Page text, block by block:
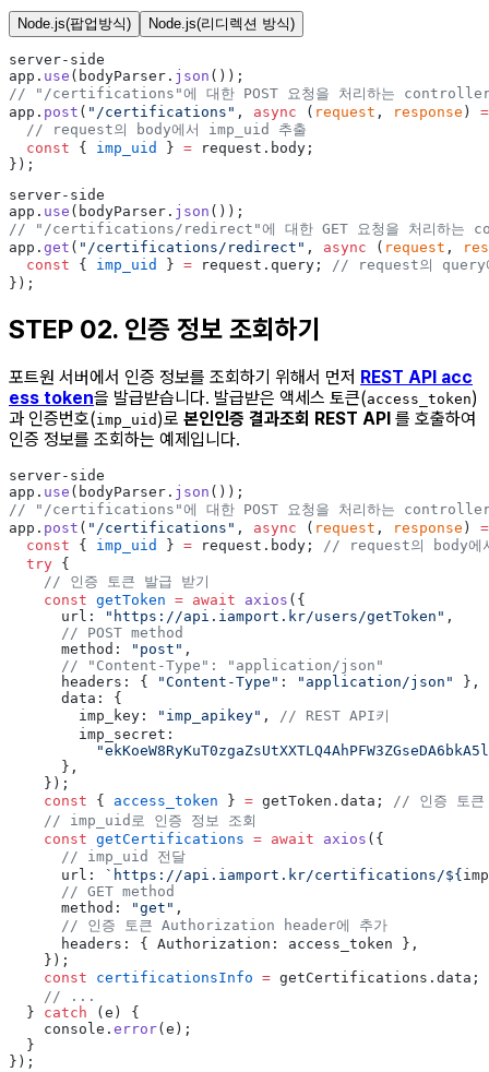
Node.js(팝업방식) Node.js(리디렉션 방식)
server-side
app. use (bodyParser. json ());
// "/certifications"에 대한 POST 요청을 처리하는
app. post ( "/certifications" , async ( request , response )
  // request의 body에서 imp_uid 추출
  const
{ imp_uid } = request.body;
});
server-side
app. use (bodyParser. json ());
// "/certifications/redirect"에 대한 GET 요청을 처리하는
app. get ( "/certifications/redirect" , async ( request ,
  const
{ imp_uid } = request.query; // request의 query
});
STEP 02. 인증 정보 조회하기
포트원 서버에서 인증 정보를 조회하기 위해서 먼저 REST API acc
ess token을 발급받습니다. 발급받은 액세스 토큰(access_token)
과 인증번호(imp_uid )로 본인인증 결과조회 REST API 를 호출하여
인증 정보를 조회하는 예제입니다.
server-side
app. use (bodyParser. json ());
// "/certifications"에 대한 POST 요청을 처리하는
app. post ( "/certifications" , async ( request , response )
  const
{ imp_uid } = request.body; // request의 body에
  try
{
    // 인증 토큰 발급 받기
    const
getToken = await axios ({
      url:
"https://api.iamport.kr/users/getToken" ,
      // POST method
      method:
"post" ,
      // "Content-Type": "application/json"
      headers: {
"Content-Type" : "application/json"
},
      data: {
        imp_key:
"imp_apikey" , // REST API키
        imp_secret:
      },
    });
    const
{ access_token } = getToken.data; // 인증 토큰
    // imp_uid로 인증 정보 조회
    const
getCertifications = await axios ({
      // imp_uid 전달
      url:
`https://api.iamport.kr/certifications/${
      // GET method
      method:
"get" ,
      // 인증 토큰 Authorization header에 추가
      headers: { Authorization: access_token },
    });
    const
certificationsInfo = getCertifications.data;
    // ...
  }
catch (e) {
    console.
error(e);
  }
});